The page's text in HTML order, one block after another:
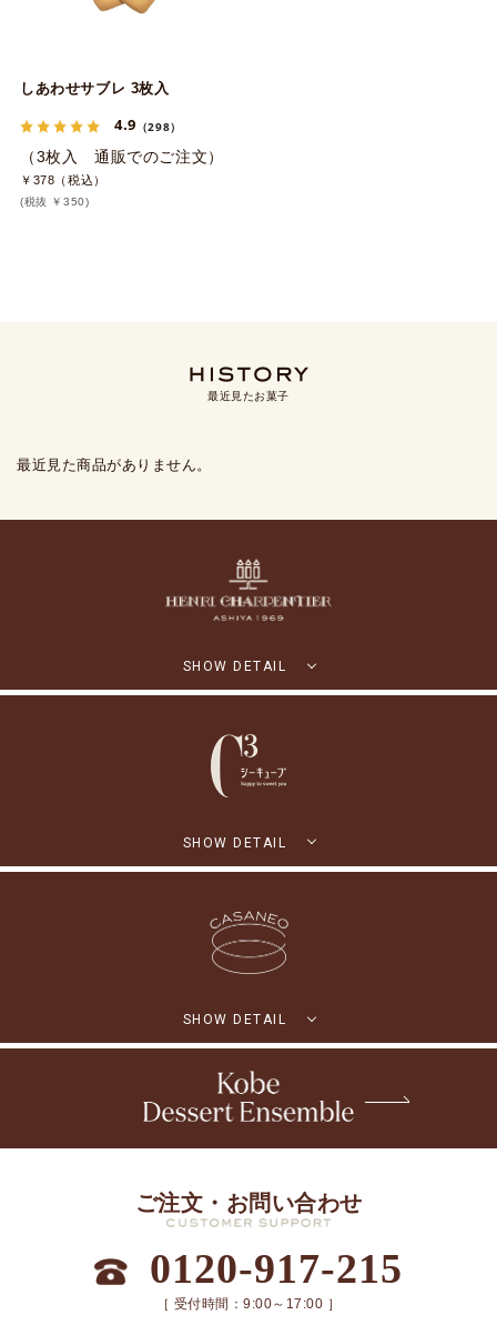
しあわせサブレ 3枚入
4.9 （298）
（3枚入 通販でのご注文）
￥378（税込）
(税抜 ￥350)
最近見たお菓子
最近見た商品がありません。
SHOW DETAIL
SHOW DETAIL
SHOW DETAIL
ご注文・お問い合わせ
0120-917-215
［ 受付時間：9:00～17:00 ］